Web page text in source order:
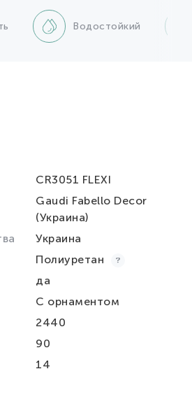
Водостойкий
CR3051 FLEXI
Gaudi Fabello Decor
(Украина)
Украина
Полиуретан
да
С орнаментом
2440
90
14